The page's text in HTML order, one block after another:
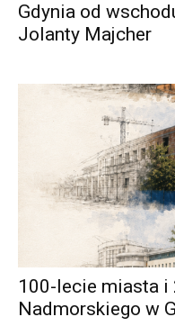
Gdynia od
Jolanty Majcher
100-lecie miasta i
Nadmorskiego w